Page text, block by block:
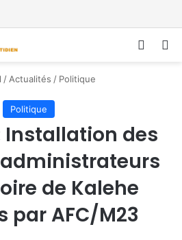
/ Actualités / Politique
Politique
Installation des
de Kalehe
par AFC/M23